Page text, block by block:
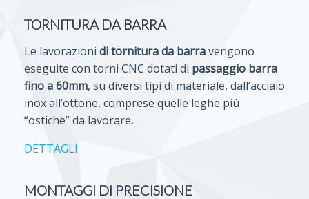
TORNITURA DA BARRA
Le lavorazioni di tornitura da barravengono
eseguite con torni CNC dotati di passaggio barra
fino a 60mm, su diversi tipi di materiale, dall’acciaio
inox all’ottone, comprese quelle leghe più
“ostiche” da lavorare.
DETTAGLI
MONTAGGI DI PRECISIONE